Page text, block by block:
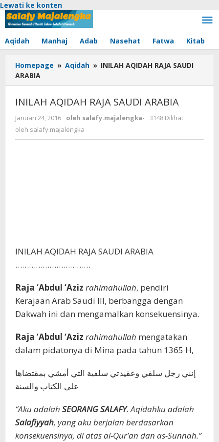
Lewati ke konten
Aqidah Manhaj Adab Nasehat Fatwa Kitab
Homepage » Aqidah » INILAH AQIDAH RAJA SAUDI
ARABIA
INILAH AQIDAH RAJA SAUDI ARABIA
Januari 24, 2016 oleh salafy.majalengka-
3148 Dilihat
oleh salafy.majalengka
INILAH AQIDAH RAJA SAUDI ARABIA
……………………………
Raja ‘Abdul ‘Aziz rahimahullah, pendiri
Kerajaan Arab Saudi III, berbangga dengan
Dakwah ini dan mengamalkan konsekuensinya.
Raja ‘Abdul ‘Aziz rahimahullah mengatakan
dalam pidatonya di Mina pada tahun 1365 H,
إنني رجل سلفي وعقيدتي سلفية التي أمشي بمقتضاها
على الكتاب والسنة
“Aku adalah SEORANG SALAFY. Aqidahku adalah
Salafiyyah, yang aku berjalan berdasarkan
konsekuensinya, di atas al-Qur’an dan as-Sunnah.”